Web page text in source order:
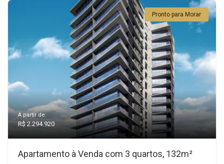
Pronto para Morar
A partir de:
R$ 2.294.920
Apartamento à Venda com 3 quartos, 132m²